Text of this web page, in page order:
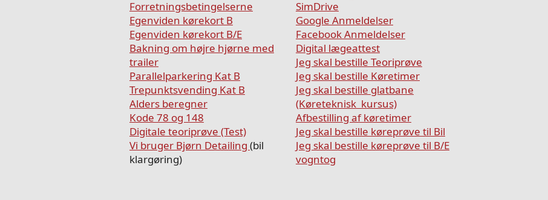
Forretningsbetingelserne
Egenviden kørekort B
Egenviden kørekort B/E
Bakning om højre hjørne med
trailer
Parallelparkering Kat B
Trepunktsvending Kat B
Alders beregner
Kode 78 og 148
Digitale teoriprøve (Test)
Vi bruger Bjørn Detailing (bil
klargøring)
SimDrive
Google Anmeldelser
Facebook Anmeldelser
Digital lægeattest
Jeg skal bestille Teoriprøve
Jeg skal bestille Køretimer
Jeg skal bestille glatbane
(Køreteknisk kursus)
Afbestilling af køretimer
Jeg skal bestille køreprøve til Bil
Jeg skal bestille køreprøve til B/E
vogntog